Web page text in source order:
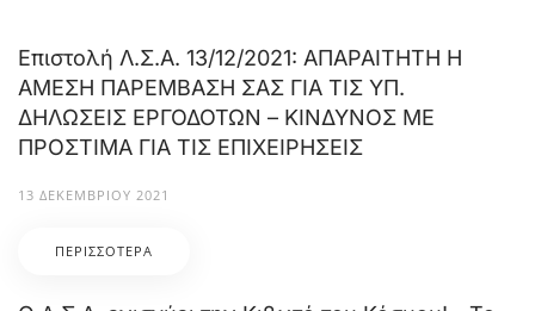
Επιστολή Λ.Σ.Α. 13/12/2021: ΑΠΑΡΑΙΤΗΤΗ Η
ΑΜΕΣΗ ΠΑΡΕΜΒΑΣΗ ΣΑΣ ΓΙΑ ΤΙΣ ΥΠ.
ΔΗΛΩΣΕΙΣ ΕΡΓΟΔΟΤΩΝ – ΚΙΝΔΥΝΟΣ ΜΕ
ΠΡΟΣΤΙΜΑ ΓΙΑ ΤΙΣ ΕΠΙΧΕΙΡΗΣΕΙΣ
13 ΔΕΚΕΜΒΡΊΟΥ 2021
ΠΕΡΙΣΣΌΤΕΡΑ